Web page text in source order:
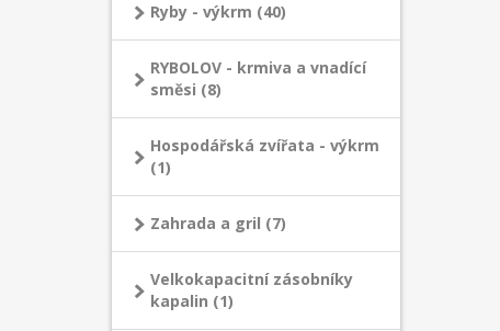
Ryby - výkrm (40)
RYBOLOV - krmiva a vnadící
směsi (8)
Hospodářská zvířata - výkrm
(1)
Zahrada a gril (7)
Velkokapacitní zásobníky
kapalin (1)